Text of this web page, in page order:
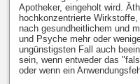
Apotheker, eingeholt wird.
hochkonzentrierte
nach gesundheitlichem und
und Psyche mehr oder
ungünstigsten Fall auch
sein, wenn entweder das
oder wenn ein